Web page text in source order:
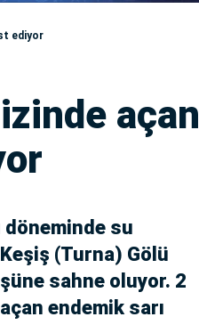
ediyor
açan
döneminde su
(Turna) Gölü
sahne oluyor. 2
endemik sarı